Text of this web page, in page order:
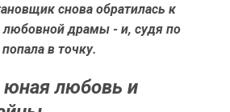
снова обратилась к
драмы - и, судя по
в точку.
любовь и